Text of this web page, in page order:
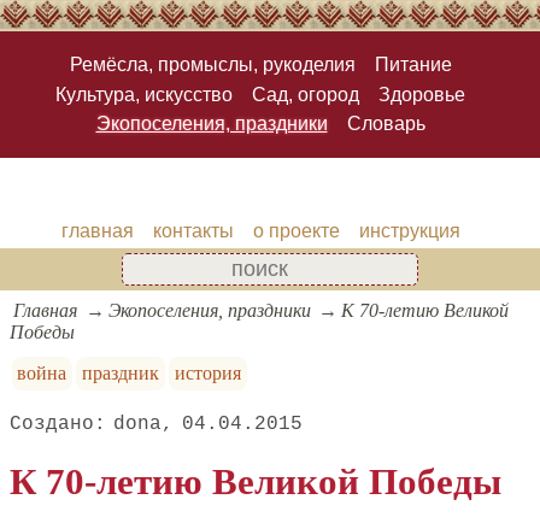
Ремёсла, промыслы, рукоделия
Питание
Культура, искусство
Сад, огород
Здоровье
Экопоселения, праздники
Словарь
главная контакты о проекте инструкция
Главная Экопоселения, праздники
К 70-летию Великой
Победы
война
праздник история
dona 04.04.2015
К 70-летию Великой Победы